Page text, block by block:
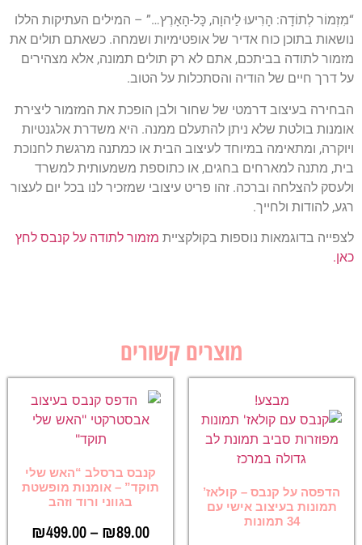
“מִזְמוֹר לְתוֹדָה: הָרִיעוּ לַיהוָה, כָּל-הָאָרֶץ…” – המילים העתיקות הללו
נושאות בתוכן כוח אדיר של אופטימיות ושמחה. כשאתם תולים את
מזמור לתודה בביתכם, אתם לא רק תולים תמונה, אלא מצהירים
על דרך חיים של הודיה והסתכלות על הטוב.
הבחירה בעיצוב דרמטי של שחור ולבן הופכת את המזמור ליצירת
אומנות בולטת שלא ניתן להתעלם ממנה. היא משדרת אלגנטיות
ויוקרה, ומתאימה במיוחד לעיצוב הבית או כמתנה מרגשת לחנוכת
בית, מתנה למארחים בחגים, או כתוספת משמעותית למשרד
ולעסק להצלחה וברכה. זהו פריט עיצובי שמזכיר לנו בכל יום לעצור
רגע, להודות ולחייך.
לצפייה בדוגמאות נוספות בקולקציית מזמור לתודה על קנבס לחץ
כאן.
מוצרים קשורים
מבצע!
הדפסה על קנבס – קולאז’
תמונות בעיצוב אישי עם
34 תמונות
קנבס ברסלב “האש שלי
תוקד” – אומנות מופשטת
בגווני ורוד וזהב
₪89.00
–
₪499.00